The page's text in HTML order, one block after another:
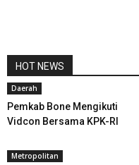
HOT NEWS
Daerah
Pemkab Bone Mengikuti
Vidcon Bersama KPK-RI
Metropolitan